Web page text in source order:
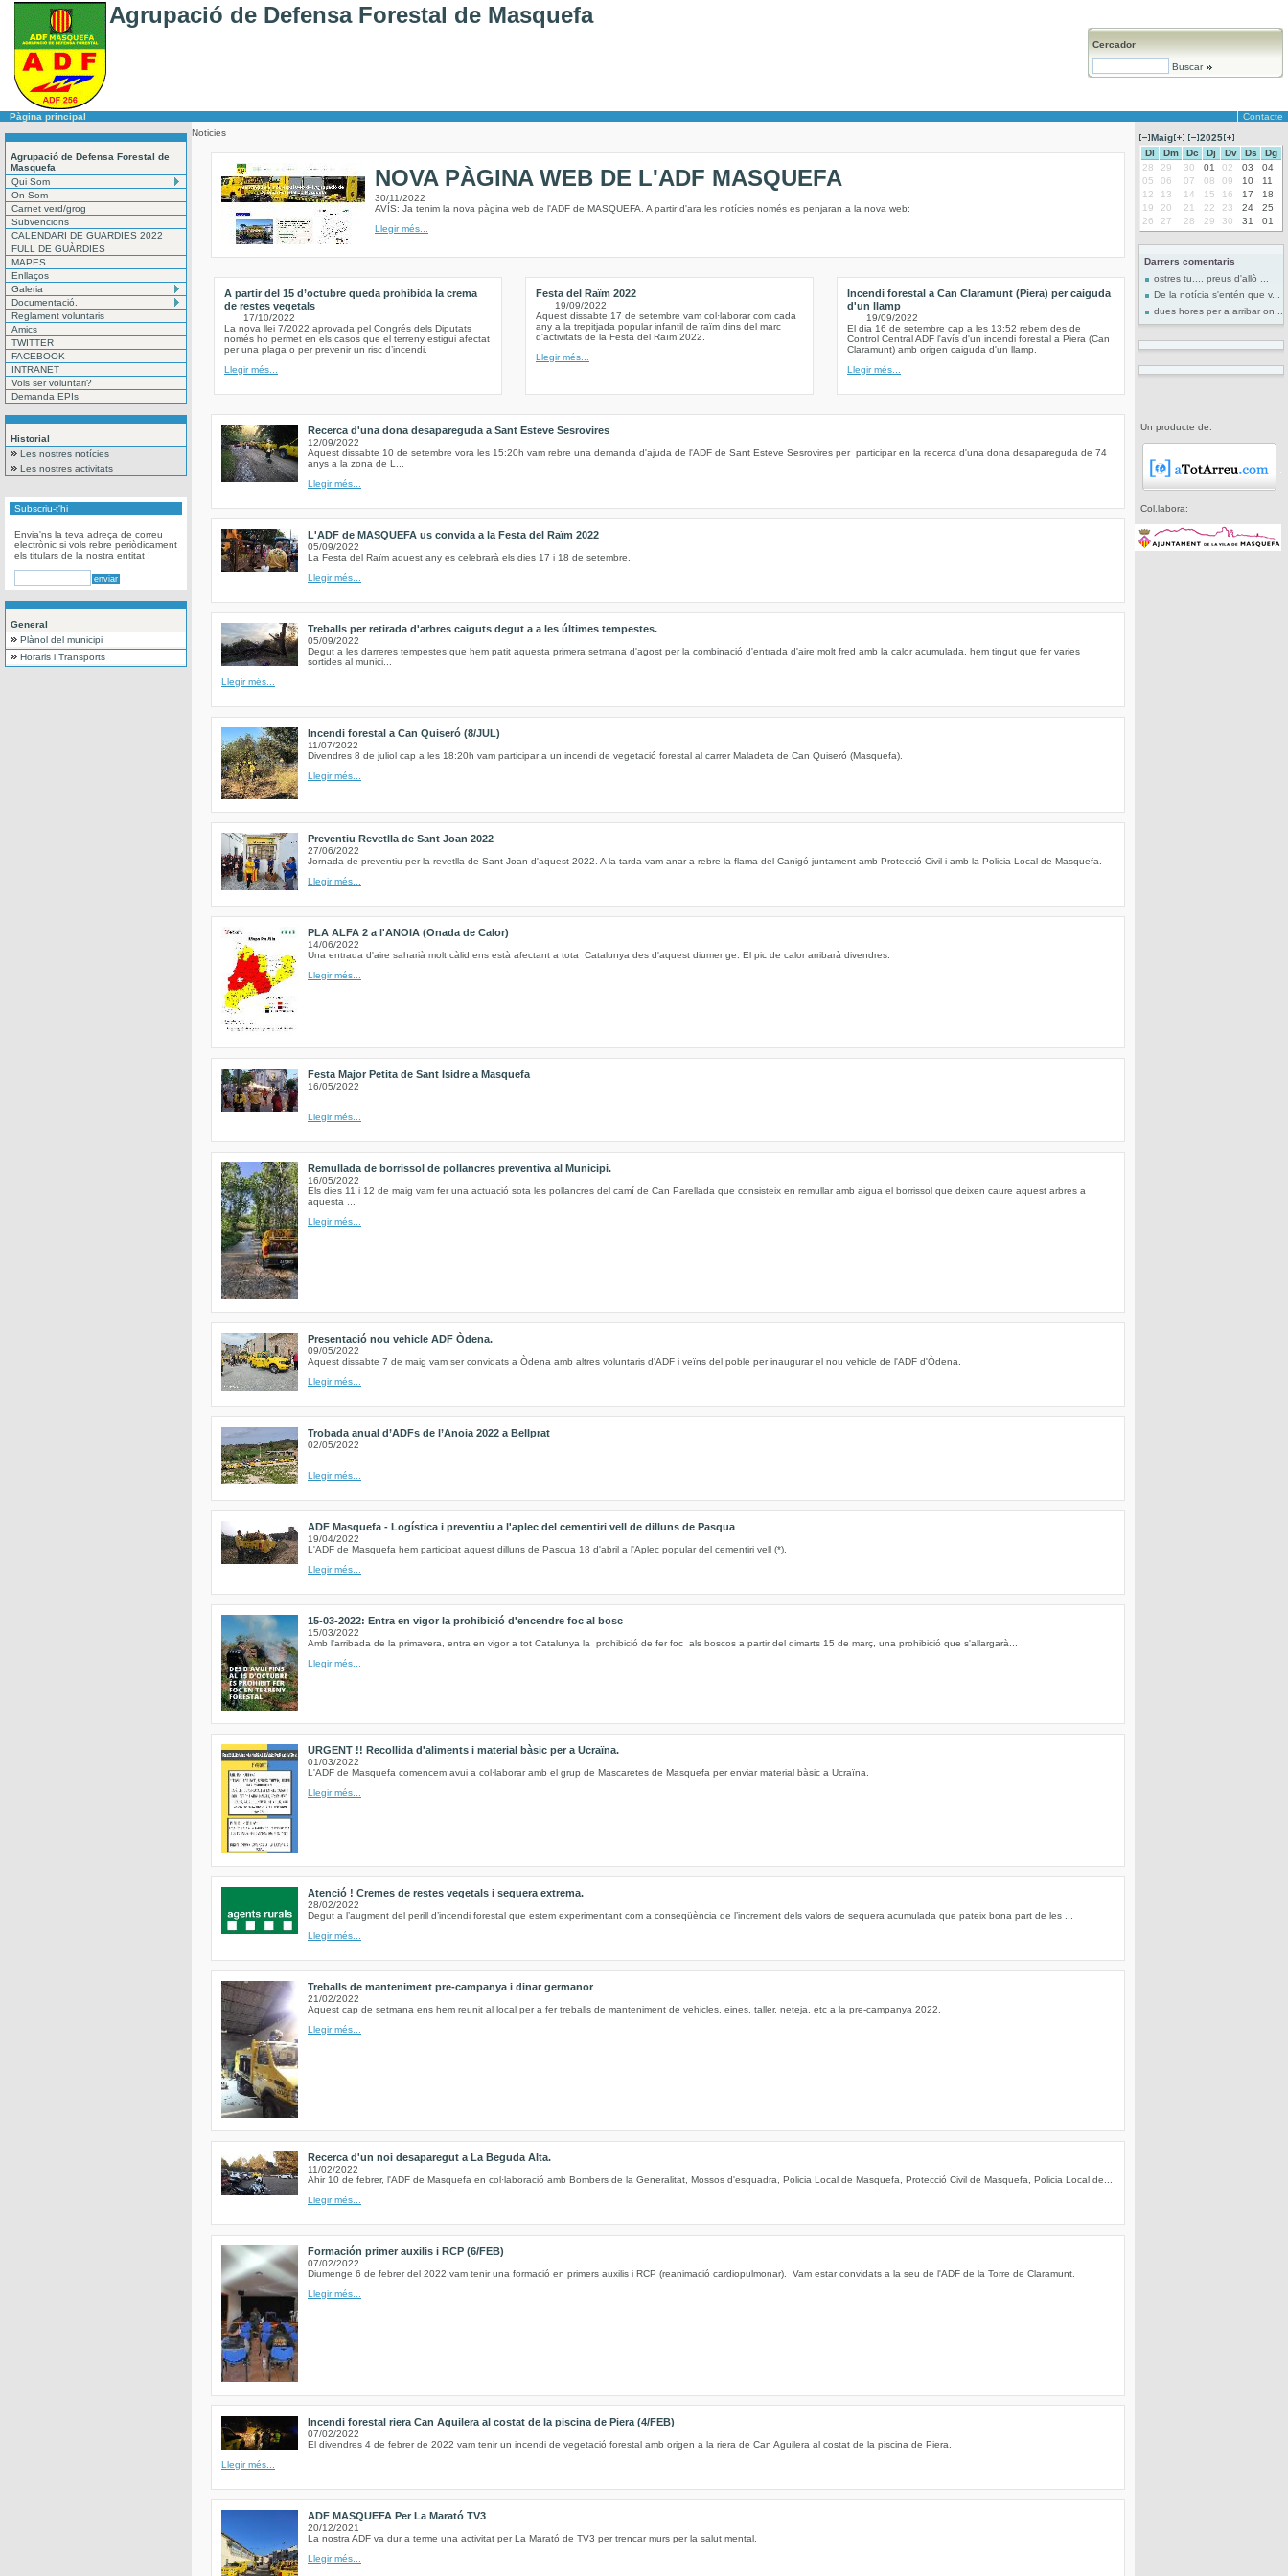
Agrupació de Defensa Forestal de Masquefa
Cercador
Buscar
Pàgina principal Contacte
Agrupació de Defensa Forestal de
Masquefa
Qui Som
On Som
Carnet verd/grog
Subvencions
CALENDARI DE GUARDIES 2022
FULL DE GUÀRDIES
MAPES
Enllaços
Galeria
Documentació.
Reglament voluntaris
Amics
TWITTER
FACEBOOK
INTRANET
Vols ser voluntari?
Demanda EPIs
Historial
Les nostres notícies
Les nostres activitats
Subscriu-t'hi
Envia'ns la teva adreça de correu
electrònic si vols rebre periòdicament
els titulars de la nostra entitat !
General
Plànol del municipi
Horaris i Transports
Noticies
NOVA PÀGINA WEB DE L'ADF MASQUEFA
30/11/2022
AVÍS: Ja tenim la nova pàgina web de l'ADF de MASQUEFA. A partir d'ara les notícies només es penjaran a la nova web:
Llegir més...
A partir del 15 d’octubre queda prohibida la crema
de restes vegetals
17/10/2022
La nova llei 7/2022 aprovada pel Congrés dels Diputats
només ho permet en els casos que el terreny estigui afectat
per una plaga o per prevenir un risc d’incendi.
Llegir més...
Festa del Raïm 2022
19/09/2022
Aquest dissabte 17 de setembre vam col·laborar com cada
any a la trepitjada popular infantil de raïm dins del marc
d'activitats de la Festa del Raïm 2022.
Llegir més...
Incendi forestal a Can Claramunt (Piera) per caiguda
d'un llamp
19/09/2022
El dia 16 de setembre cap a les 13:52 rebem des de
Control Central ADF l'avís d'un incendi forestal a Piera (Can
Claramunt) amb origen caiguda d'un llamp.
Llegir més...
Recerca d'una dona desapareguda a Sant Esteve Sesrovires
12/09/2022
Aquest dissabte 10 de setembre vora les 15:20h vam rebre una demanda d'ajuda de l'ADF de Sant Esteve Sesrovires per participar en la recerca d'una dona desapareguda de 74
anys a la zona de L...
Llegir més...
L'ADF de MASQUEFA us convida a la Festa del Raïm 2022
05/09/2022
La Festa del Raïm aquest any es celebrarà els dies 17 i 18 de setembre.
Llegir més...
Treballs per retirada d'arbres caiguts degut a a les últimes tempestes.
05/09/2022
Degut a les darreres tempestes que hem patit aquesta primera setmana d'agost per la combinació d'entrada d'aire molt fred amb la calor acumulada, hem tingut que fer varies
sortides al munici...
Llegir més...
Incendi forestal a Can Quiseró (8/JUL)
11/07/2022
Divendres 8 de juliol cap a les 18:20h vam participar a un incendi de vegetació forestal al carrer Maladeta de Can Quiseró (Masquefa).
Llegir més...
Preventiu Revetlla de Sant Joan 2022
27/06/2022
Jornada de preventiu per la revetlla de Sant Joan d'aquest 2022. A la tarda vam anar a rebre la flama del Canigó juntament amb Protecció Civil i amb la Policia Local de Masquefa.
Llegir més...
PLA ALFA 2 a l'ANOIA (Onada de Calor)
14/06/2022
Una entrada d'aire saharià molt càlid ens està afectant a tota Catalunya des d'aquest diumenge. El pic de calor arribarà divendres.
Llegir més...
Festa Major Petita de Sant Isidre a Masquefa
16/05/2022
Llegir més...
Remullada de borrissol de pollancres preventiva al Municipi.
16/05/2022
Els dies 11 i 12 de maig vam fer una actuació sota les pollancres del camí de Can Parellada que consisteix en remullar amb aigua el borrissol que deixen caure aquest arbres a
aquesta ...
Llegir més...
Presentació nou vehicle ADF Òdena.
09/05/2022
Aquest dissabte 7 de maig vam ser convidats a Òdena amb altres voluntaris d'ADF i veïns del poble per inaugurar el nou vehicle de l'ADF d'Òdena.
Llegir més...
Trobada anual d’ADFs de l’Anoia 2022 a Bellprat
02/05/2022
Llegir més...
ADF Masquefa - Logística i preventiu a l'aplec del cementiri vell de dilluns de Pasqua
19/04/2022
L'ADF de Masquefa hem participat aquest dilluns de Pascua 18 d'abril a l'Aplec popular del cementiri vell (*).
Llegir més...
15-03-2022: Entra en vigor la prohibició d'encendre foc al bosc
15/03/2022
Amb l'arribada de la primavera, entra en vigor a tot Catalunya la prohibició de fer foc als boscos a partir del dimarts 15 de març, una prohibició que s'allargarà...
Llegir més...
URGENT !! Recollida d'aliments i material bàsic per a Ucraïna.
01/03/2022
L'ADF de Masquefa comencem avui a col·laborar amb el grup de Mascaretes de Masquefa per enviar material bàsic a Ucraïna.
Llegir més...
Atenció ! Cremes de restes vegetals i sequera extrema.
28/02/2022
Degut a l’augment del perill d’incendi forestal que estem experimentant com a conseqüència de l’increment dels valors de sequera acumulada que pateix bona part de les ...
Llegir més...
Treballs de manteniment pre-campanya i dinar germanor
21/02/2022
Aquest cap de setmana ens hem reunit al local per a fer treballs de manteniment de vehicles, eines, taller, neteja, etc a la pre-campanya 2022.
Llegir més...
Recerca d'un noi desaparegut a La Beguda Alta.
11/02/2022
Ahir 10 de febrer, l'ADF de Masquefa en col·laboració amb Bombers de la Generalitat, Mossos d'esquadra, Policia Local de Masquefa, Protecció Civil de Masquefa, Policia Local de...
Llegir més...
Formación primer auxilis i RCP (6/FEB)
07/02/2022
Diumenge 6 de febrer del 2022 vam tenir una formació en primers auxilis i RCP (reanimació cardiopulmonar). Vam estar convidats a la seu de l'ADF de la Torre de Claramunt.
Llegir més...
Incendi forestal riera Can Aguilera al costat de la piscina de Piera (4/FEB)
07/02/2022
El divendres 4 de febrer de 2022 vam tenir un incendi de vegetació forestal amb origen a la riera de Can Aguilera al costat de la piscina de Piera.
Llegir més...
ADF MASQUEFA Per La Marató TV3
20/12/2021
La nostra ADF va dur a terme una activitat per La Marató de TV3 per trencar murs per la salut mental.
Llegir més...
Maig
2025
Dl
Dm Dc Dj Dv Ds
Dg
28
29 30 01 02 03
04
05
06 07 08 09 10
11
12
13 14 15 16 17
18
19
20 21 22 23 24
25
26
27 28 29 30 31 01
Darrers comentaris
ostres tu.... preus d'allò ...
De la notícia s'entén que v...
dues hores per a arribar on...
Un producte de:
Col.labora: